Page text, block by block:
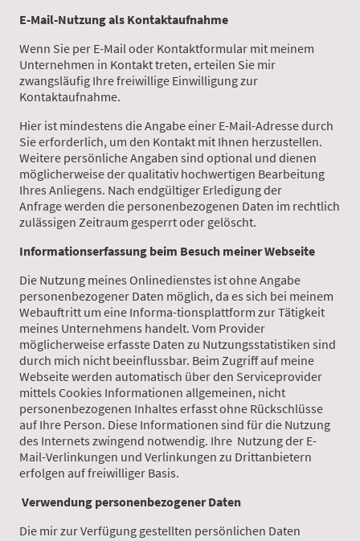
E-Mail-Nutzung als Kontaktaufnahme
Wenn Sie per E-Mail oder Kontaktformular mit meinem
Unternehmen in Kontakt treten, erteilen Sie mir
zwangsläufig Ihre freiwillige Einwilligung zur
Kontaktaufnahme.
Hier ist mindestens die Angabe einer E-Mail-Adresse durch
Sie erforderlich, um den Kontakt mit Ihnen herzustellen.
Weitere persönliche Angaben sind optional und dienen
möglicherweise der qualitativ hochwertigen Bearbeitung
Ihres Anliegens. Nach endgültiger Erledigung der
Anfrage werden die personenbezogenen Daten im rechtlich
zulässigen Zeitraum gesperrt oder gelöscht.
Informationserfassung beim Besuch meiner Webseite
Die Nutzung meines Onlinedienstes ist ohne Angabe
personenbezogener Daten möglich, da es sich bei meinem
Webauftritt um eine Informa-tionsplattform zur Tätigkeit
meines Unternehmens handelt. Vom Provider
möglicherweise erfasste Daten zu Nutzungsstatistiken sind
durch mich nicht beeinflussbar. Beim Zugriff auf meine
Webseite werden automatisch über den Serviceprovider
mittels Cookies Informationen allgemeinen, nicht
personenbezogenen Inhaltes erfasst ohne Rückschlüsse
auf Ihre Person. Diese Informationen sind für die Nutzung
des Internets zwingend notwendig. Ihre Nutzung der E-
Mail-Verlinkungen und Verlinkungen zu Drittanbietern
erfolgen auf freiwilliger Basis.
Verwendung personenbezogener Daten
Die mir zur Verfügung gestellten persönlichen Daten